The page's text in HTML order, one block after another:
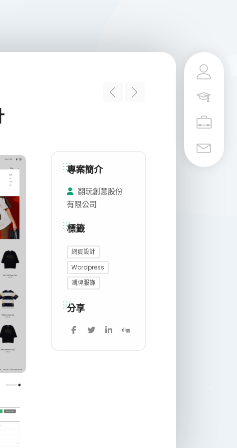
專案簡介
翻玩創意股份
有限公司
標籤
網頁設計
Wordpress
潮牌服飾
分享